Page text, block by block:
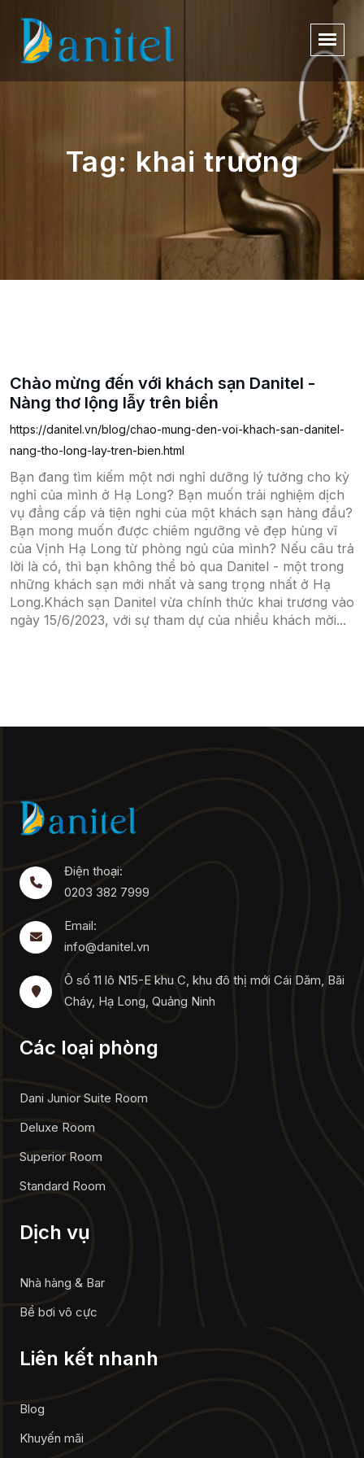
Tag: khai trương
Chào mừng đến với khách sạn Danitel -
Nàng thơ lộng lẫy trên biển
https://danitel.vn/blog/chao-mung-den-voi-khach-san-danitel-
nang-tho-long-lay-tren-bien.html
Bạn đang tìm kiếm một nơi nghỉ dưỡng lý tưởng cho kỳ
nghỉ của mình ở Hạ Long? Bạn muốn trải nghiệm dịch
vụ đẳng cấp và tiện nghi của một khách sạn hàng đầu?
Bạn mong muốn được chiêm ngưỡng vẻ đẹp hùng vĩ
của Vịnh Hạ Long từ phòng ngủ của mình? Nếu câu trả
lời là có, thì bạn không thể bỏ qua Danitel - một trong
những khách sạn mới nhất và sang trọng nhất ở Hạ
Long.Khách sạn Danitel vừa chính thức khai trương vào
ngày 15/6/2023, với sự tham dự của nhiều khách mời...
Điện thoại:
0203 382 7999
Email:
info@danitel.vn
Ô số 11 lô N15-E khu C, khu đô thị mới Cái Dăm, Bãi
Cháy, Hạ Long, Quảng Ninh
Các loại phòng
Dani Junior Suite Room
Deluxe Room
Superior Room
Standard Room
Dịch vụ
Nhà hàng & Bar
Bể bơi vô cực
Liên kết nhanh
Blog
Khuyến mãi